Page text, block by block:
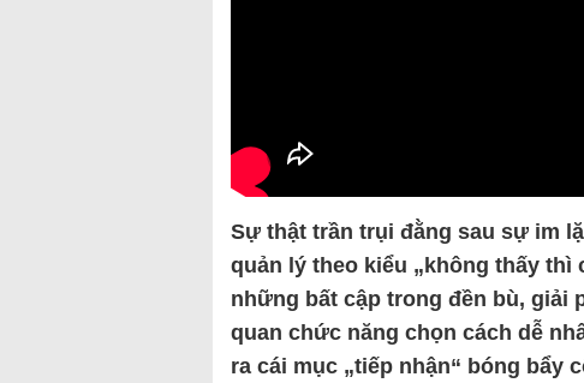
Sự thật trần trụi đằng sau sự im
quản lý theo kiểu „không thấy
những bất cập trong đền bù, giải
quan chức năng chọn cách dễ
ra cái mục „tiếp nhận“ bóng bẩy